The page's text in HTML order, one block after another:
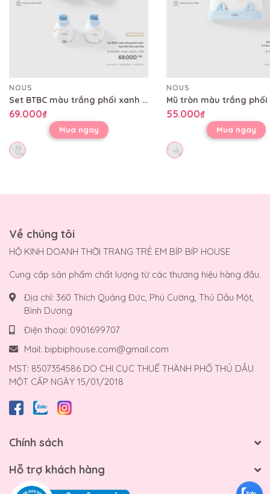
NOUS
Set BTBC màu trắng phối xanh họa tiết mèo sao hỏa
69.000₫
Mua ngay
NOUS
55.000₫
Mua ngay
Về chúng tôi
HỘ KINH DOANH THỜI TRANG TRẺ EM BÍP BÍP HOUSE
Cung cấp sản phẩm chất lượng từ các thương hiệu hàng đầu.
Địa chỉ: 360 Thích Quảng Đức, Phú Cường, Thủ Dầu Một,
Bình Dương
Điện thoại: 0901699707
Mail: bipbiphouse.com@gmail.com
MST: 8507354586 DO CHI CỤC THUẾ THÀNH PHỐ THỦ DẦU
MỘT CẤP NGÀY 15/01/2018
Chính sách
Hỗ trợ khách hàng